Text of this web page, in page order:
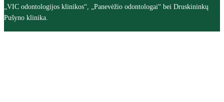
„VIC odontologijos klinikos“, „Panevėžio odontologai“ bei Druskininkų
Pušyno klinika.